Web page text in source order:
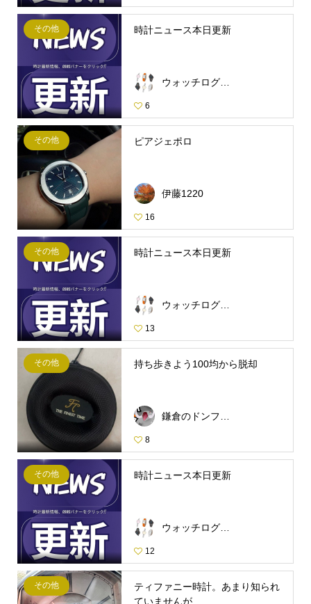
その他 時計ニュース本日更新
ウォッチログ・スタッフ
6
その他 ピアジェポロ
伊藤1220
16
その他 時計ニュース本日更新
ウォッチログ・スタッフ
13
その他 持ち歩きよう100均から脱却
8
その他 時計ニュース本日更新
ウォッチログ・スタッフ
12
その他
ティファニー時計。あまり知られ
ていませんが